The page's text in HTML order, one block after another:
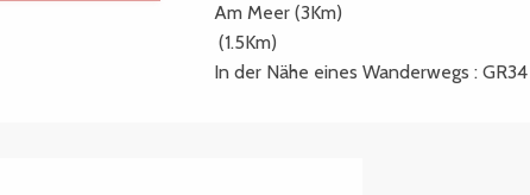
Am Meer (3Km)
(1.5Km)
In der Nähe eines Wanderwegs : GR34